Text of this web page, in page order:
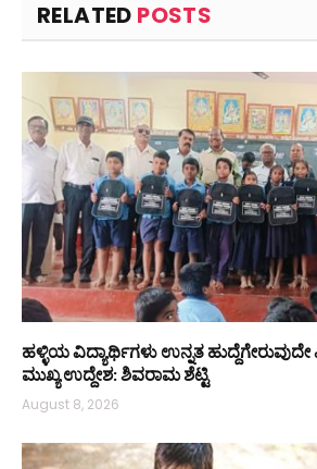
RELATED POSTS
ಹಳ್ಳಿಯ ವಿದ್ಯಾರ್ಥಿಗಳು ಉನ್ನತ
ಮುಖ್ಯ ಉದ್ದೇಶ: ಶಿವರಾಮ ಶೆಟ್ಟಿ
August 8, 2026